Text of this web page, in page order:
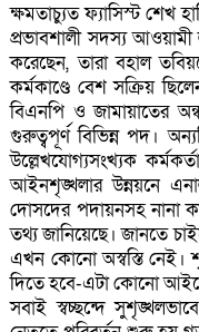
ক্ষমতাচ্যুত ফ্যাসিস্ট
প্রভাবশালী সদস্য
করেছেন, তারা বহাল
কর্মকাণ্ডে বেশ সক্রিয়
বিএনপি ও জামায়াতের
গুরুত্বপূর্ণ বিভিন্ন পদ।
উল্লেখযোগ্যসংখ্যক
আইনশৃঙ্খলার উন্নয়নে
দোসদের পদায়নসহ নানা
তথ্য জানিয়েছে। জানতে
এখন কোনো অস্বস্তি নেই।
দিতে হবে-এটা কোনো
সবাই স্বচ্ছন্দে